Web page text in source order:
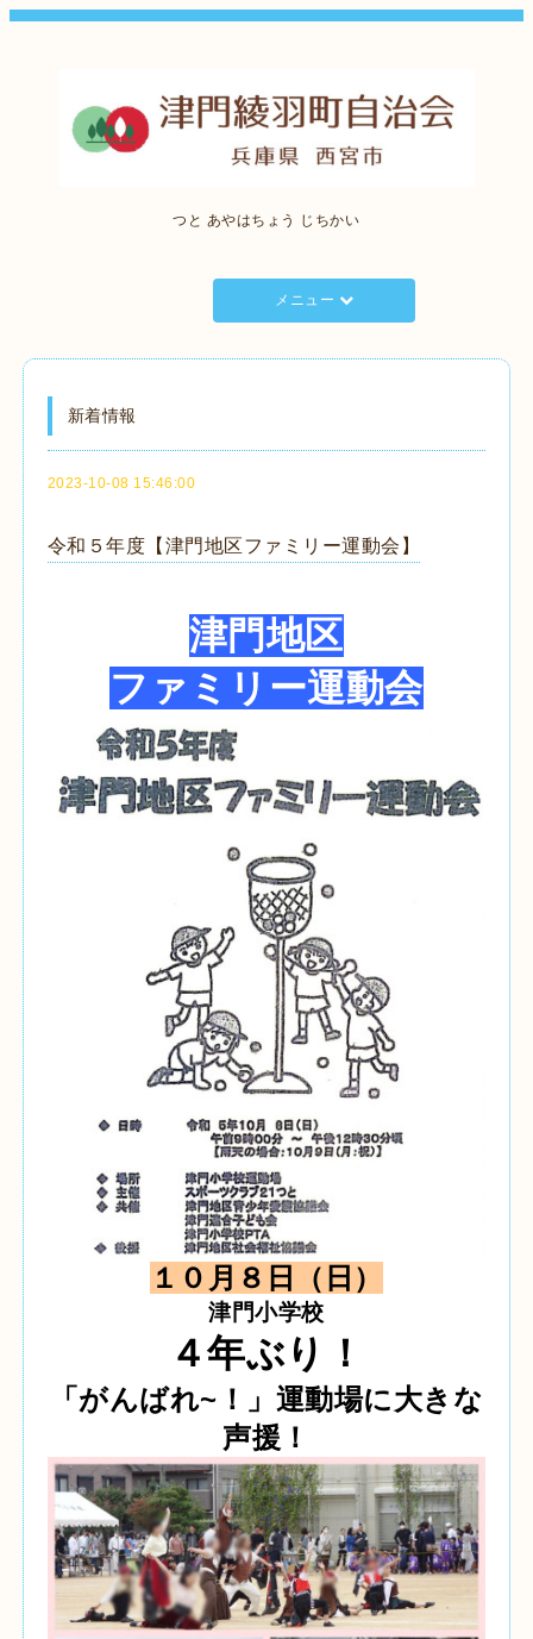
つと あやはちょう じちかい
メニュー
新着情報
2023-10-08 15:46:00
令和５年度【津門地区ファミリー運動会】
津門地区
ファミリー運動会
１０月８日（日）
津門小学校
４年ぶり！
「がんばれ~！」運動場に大きな
声援！